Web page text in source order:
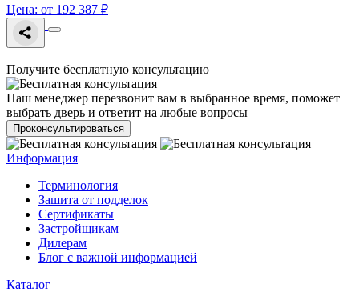
Цена: от 192 387 ₽
Получите бесплатную консультацию
Наш менеджер перезвонит вам в выбранное время, поможет
выбрать дверь и ответит на любые вопросы
Проконсультироваться
Информация
Терминология
Зашита от подделок
Сертификаты
Застройщикам
Дилерам
Блог с важной информацией
Каталог